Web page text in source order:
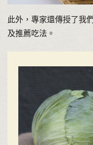
此外，專家還傳授了我
及推薦吃法。